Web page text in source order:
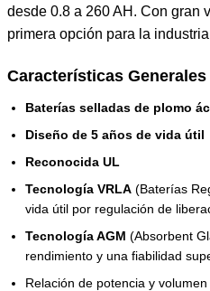
desde 0.8 a 260 AH. Con gran
primera opción para la
Características Generales
Baterías selladas de plomo
Diseño de 5 años de vida útil
Reconocida UL
Tecnología VRLA (Baterías
vida útil por regulación de
Tecnología AGM (Absorbent
rendimiento y una fiabilidad
Relación de potencia y